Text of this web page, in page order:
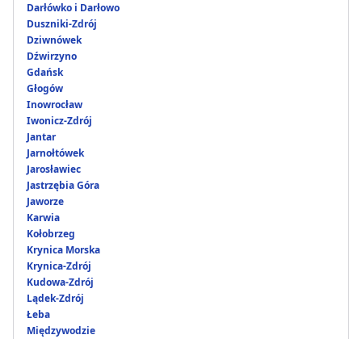
Darłówko i Darłowo
Duszniki-Zdrój
Dziwnówek
Dźwirzyno
Gdańsk
Głogów
Inowrocław
Iwonicz-Zdrój
Jantar
Jarnołtówek
Jarosławiec
Jastrzębia Góra
Jaworze
Karwia
Kołobrzeg
Krynica Morska
Krynica-Zdrój
Kudowa-Zdrój
Lądek-Zdrój
Łeba
Międzywodzie